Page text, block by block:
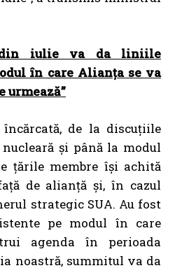
din iulie va da liniile
în care Alianța se va
urmează”
de la discuțiile
și până la modul
țările membre își achită
de alianță și, în cazul
strategic SUA. Au fost
pe modul în care
agenda în perioada
noastră, summitul va da